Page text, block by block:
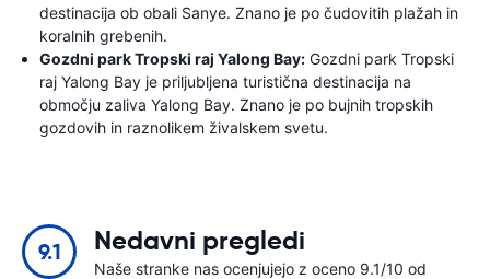
destinacija ob obali Sanye. Znano je po čudovitih plažah in
koralnih grebenih.
Gozdni park Tropski raj Yalong Bay: Gozdni park Tropski
raj Yalong Bay je priljubljena turistična destinacija na
območju zaliva Yalong Bay. Znano je po bujnih tropskih
gozdovih in raznolikem živalskem svetu.
9.1 Nedavni pregledi
Naše stranke nas ocenjujejo z oceno 9.1/10 od